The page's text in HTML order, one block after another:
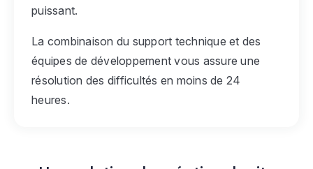
puissant.
La combinaison du support technique et des
équipes de développement vous assure une
résolution des difficultés en moins de 24
heures.